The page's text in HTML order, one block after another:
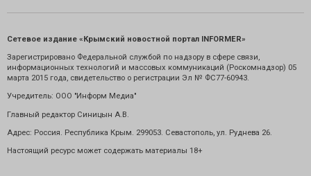
Сетевое издание «Крымский новостной портал INFORMER»
Зарегистрировано Федеральной службой по надзору в сфере связи,
информационных технологий и массовых коммуникаций (Роскомнадзор) 05
марта 2015 года, свидетельство о регистрации Эл № ФС77-60943.
Учредитель: ООО "Информ Медиа"
Главный редактор Синицын А.В.
Адрес: Россия. Республика Крым. 299053. Севастополь, ул. Руднева 26.
Настоящий ресурс может содержать материалы 18+